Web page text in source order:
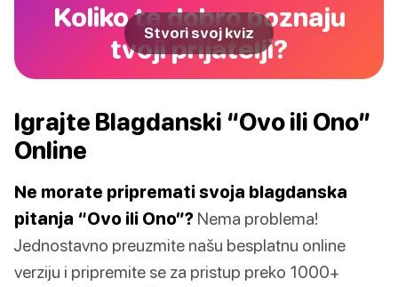
Koliko te dobro poznaju
tvoji prijatelji?
Stvori svoj kviz
Igrajte Blagdanski “Ovo ili Ono”
Online
Ne morate pripremati svoja blagdanska
pitanja “Ovo ili Ono”? Nema problema!
Jednostavno preuzmite našu besplatnu online
verziju i pripremite se za pristup preko 1000+